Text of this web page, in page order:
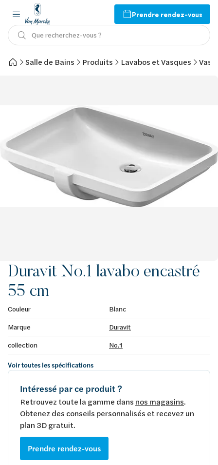
Prendre rendez-vous
Que recherchez-vous ?
Salle de Bains Produits Lavabos et Vasques
Duravit No.1 lavabo encastré
55 cm
Couleur
Blanc
Marque
Duravit
collection
No.1
Voir toutes les spécifications
Intéressé par ce produit ?
Retrouvez toute la gamme dans nos magasins.
Obtenez des conseils personnalisés et recevez un
plan 3D gratuit.
Prendre rendez-vous